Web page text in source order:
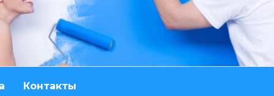
Контакты